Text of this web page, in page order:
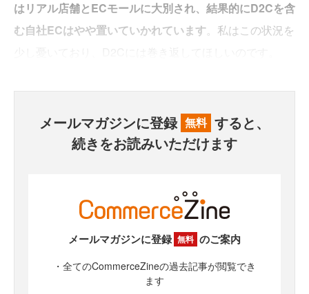
はリアル店舗とECモールに大別され、結果的にD2Cを含
む自社ECはやや置いていかれています。私はこの状況を
メールマガジンに登録 無料 すると、
続きをお読みいただけます
メールマガジンに登録 無料 のご案内
・全てのCommerceZineの過去記事が閲覧でき
ます